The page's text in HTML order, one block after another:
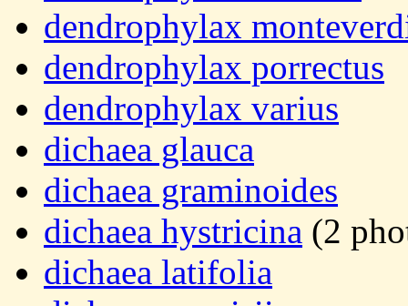
dendrophylax
dendrophylax porrectus
dendrophylax varius
dichaea glauca
dichaea graminoides
dichaea hystricina (2
dichaea latifolia